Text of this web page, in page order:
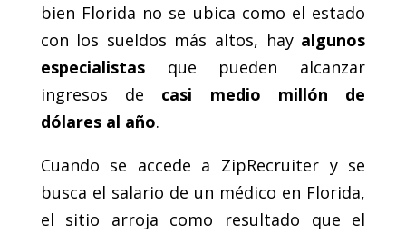
bien Florida no se ubica como el estado
con los sueldos más altos, hay algunos
especialistasque pueden alcanzar
ingresos de casi medio millón de
dólares al año.
Cuando se accede a ZipRecruiter y se
busca el salario de un médico en Florida,
el sitio arroja como resultado que el